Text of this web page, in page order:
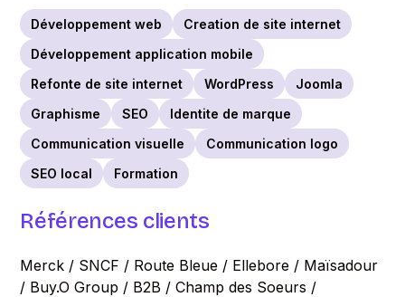
Développement web
Creation de site internet
Développement application mobile
Refonte de site internet
WordPress
Joomla
Graphisme
SEO
Identite de marque
Communication visuelle
Communication logo
SEO local
Formation
Références clients
Merck / SNCF / Route Bleue / Ellebore / Maïsadour
/ Buy.O Group / B2B / Champ des Soeurs /